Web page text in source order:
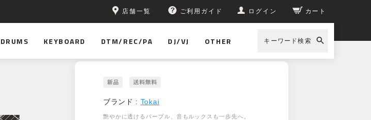
店舗一覧 ご利用ガイド ログイン カート
DRUMS KEYBOARD DTM/REC/PA DJ/VJ OTHER キーワード検索
ブランド : Tokai
艶やかに透けるパープル、音もルックスも一歩先へ。